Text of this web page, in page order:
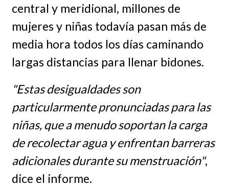
central y meridional, millones de
mujeres y niñas todavía pasan más de
media hora todos los días caminando
largas distancias para llenar bidones.
"Estas desigualdades son
particularmente pronunciadas para las
niñas, que a menudo soportan la carga
de recolectar agua y enfrentan barreras
adicionales durante su menstruación",
dice el informe.